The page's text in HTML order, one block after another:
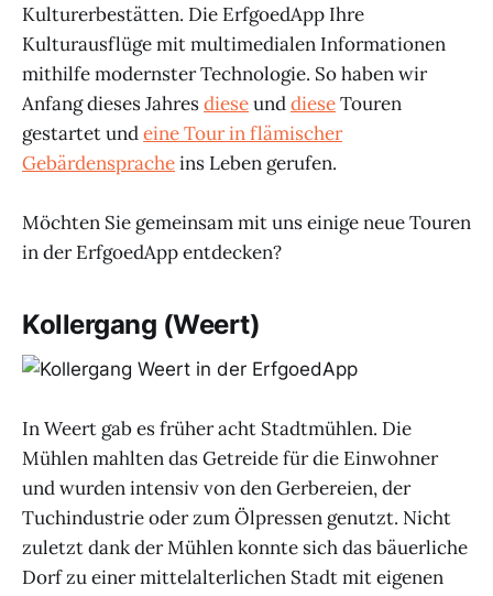
Kulturerbestätten. Die ErfgoedApp Ihre
Kulturausflüge mit multimedialen Informationen
mithilfe modernster Technologie. So haben wir
Anfang dieses JahresdieseunddieseTouren
gestartet undeine Tour in flämischer
Gebärdenspracheins Leben gerufen.
Möchten Sie gemeinsam mit uns einige neue Touren
in der ErfgoedApp entdecken?
Kollergang (Weert)
In Weert gab es früher acht Stadtmühlen. Die
Mühlen mahlten das Getreide für die Einwohner
und wurden intensiv von den Gerbereien, der
Tuchindustrie oder zum Ölpressen genutzt. Nicht
zuletzt dank der Mühlen konnte sich das bäuerliche
Dorf zu einer mittelalterlichen Stadt mit eigenen